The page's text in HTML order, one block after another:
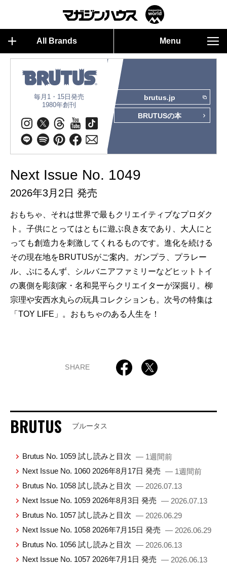
All Brands Menu
毎月1・15日発売
1980年創刊
brutus.jp
BRUTUSの本
Next Issue No. 1049
2026年3月2日 発売
おもちゃ、それは世界で最もクリエイティブなプロダク
ト。子供にとってはともに遊ぶ良き友であり、大人にと
っても創造力を刺激してくれるものです。進化を続ける
その現在地をBRUTUSがご案内。ガンプラ、プラレー
ル、ぷにるんず、シルバニアファミリーなどヒットトイ
の裏側を彫刻家・名和晃平らクリエイターが深掘り。柳
宗理や安西水丸らの玩具コレクションも。次号の特集は
「TOY LIFE」。おもちゃのある人生を！
SHARE
BRUTUS ブルータス
Brutus No. 1059 試し読みと目次 — 1週間前
Next Issue No. 1060 2026年8月17日 発売 — 1週間前
Brutus No. 1058 試し読みと目次 — 2026.07.13
Next Issue No. 1059 2026年8月3日 発売 — 2026.07.13
Brutus No. 1057 試し読みと目次 — 2026.06.29
Next Issue No. 1058 2026年7月15日 発売 — 2026.06.29
Brutus No. 1056 試し読みと目次 — 2026.06.13
Next Issue No. 1057 2026年7月1日 発売 — 2026.06.13